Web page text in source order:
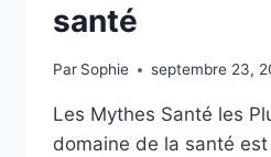
santé
Par Sophie septembre 23,
Les Mythes Santé les
domaine de la santé